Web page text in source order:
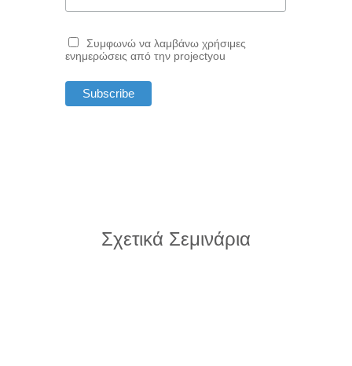
Συμφωνώ να λαμβάνω χρήσιμες
ενημερώσεις από την projectyou
Σχετικά Σεμινάρια